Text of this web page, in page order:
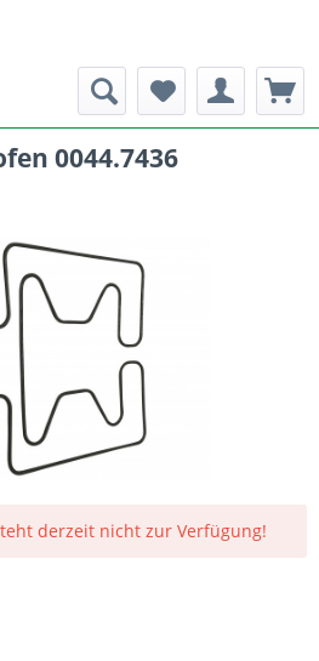
0044.7436
derzeit nicht zur Verfügung!